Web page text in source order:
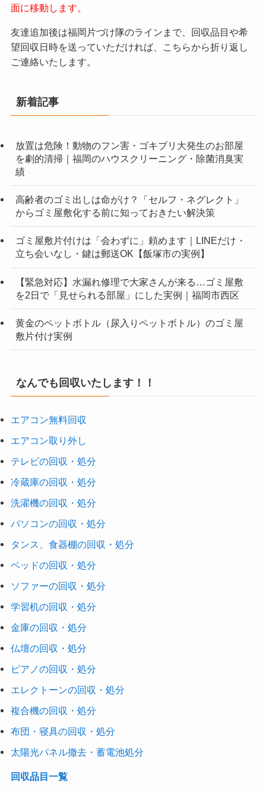
面に移動します。
友達追加後は福岡片づけ隊のラインまで、回収品目や希
望回収日時を送っていただければ、こちらから折り返し
ご連絡いたします。
新着記事
放置は危険！動物のフン害・ゴキブリ大発生のお部屋
を劇的清掃｜福岡のハウスクリーニング・除菌消臭実
績
高齢者のゴミ出しは命がけ？「セルフ・ネグレクト」
からゴミ屋敷化する前に知っておきたい解決策
ゴミ屋敷片付けは「会わずに」頼めます｜LINEだけ・
立ち会いなし・鍵は郵送OK【飯塚市の実例】
【緊急対応】水漏れ修理で大家さんが来る…ゴミ屋敷
を2日で「見せられる部屋」にした実例｜福岡市西区
黄金のペットボトル（尿入りペットボトル）のゴミ屋
敷片付け実例
なんでも回収いたします！！
エアコン無料回収
エアコン取り外し
テレビの回収・処分
冷蔵庫の回収・処分
洗濯機の回収・処分
パソコンの回収・処分
タンス、食器棚の回収・処分
ベッドの回収・処分
ソファーの回収・処分
学習机の回収・処分
金庫の回収・処分
仏壇の回収・処分
ピアノの回収・処分
エレクトーンの回収・処分
複合機の回収・処分
布団・寝具の回収・処分
太陽光パネル撤去・蓄電池処分
回収品目一覧